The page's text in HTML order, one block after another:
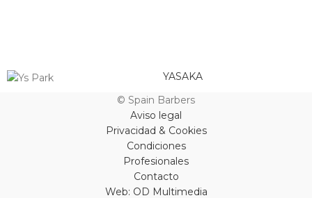
YASAKA
© Spain Barbers
Aviso legal
Privacidad & Cookies
Condiciones
Profesionales
Contacto
Web: OD Multimedia